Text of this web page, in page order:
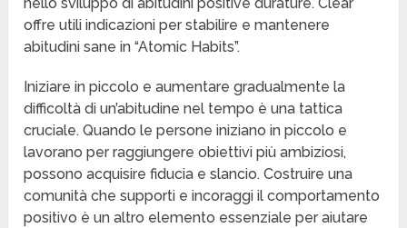
offre utili indicazioni per stabilire e mantenere
abitudini sane in “Atomic Habits”.
Iniziare in piccolo e aumentare gradualmente la
difficoltà di un’abitudine nel tempo è una tattica
cruciale. Quando le persone iniziano in piccolo e
lavorano per raggiungere obiettivi più ambiziosi,
possono acquisire fiducia e slancio. Costruire una
comunità che supporti e incoraggi il comportamento
positivo è un altro elemento essenziale per aiutare